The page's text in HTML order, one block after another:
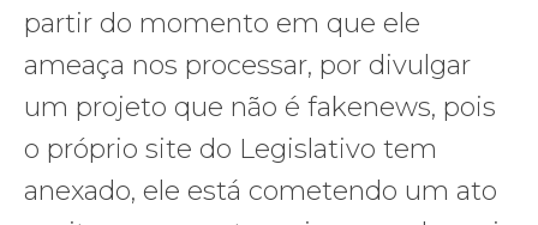
partir do momento em que ele
ameaça nos processar, por divulgar
um projeto que não é fakenews, pois
o próprio site do Legislativo tem
anexado, ele está cometendo um ato